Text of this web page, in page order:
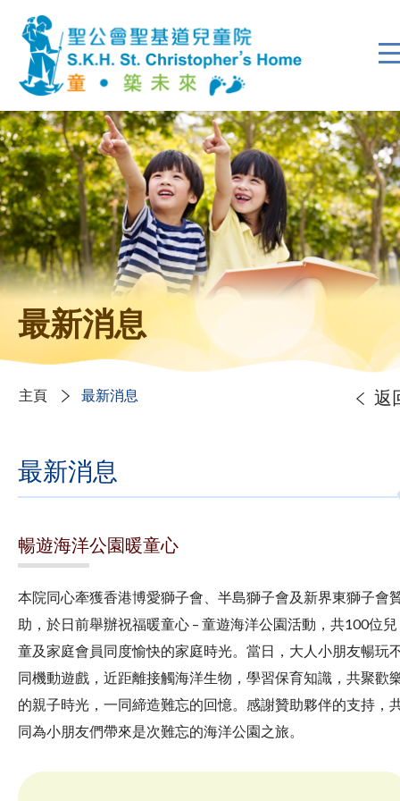
最新消息
主頁 最新消息 返
最新消息
暢遊海洋公園暖童心
本院同心牽獲香港博愛獅子會、半島獅子會及新界東獅子會
助，於日前舉辦祝福暖童心 – 童遊海洋公園活動，共100位兒
童及家庭會員同度愉快的家庭時光。當日，大人小朋友暢玩
同機動遊戲，近距離接觸海洋生物，學習保育知識，共聚歡
的親子時光，一同締造難忘的回憶。感謝贊助夥伴的支持，
同為小朋友們帶來是次難忘的海洋公園之旅。